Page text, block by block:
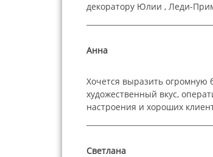
декоратору Юлии , Леди-
Анна
Хочется выразить огромную
художественный вкус,
настроения и хороших
Светлана